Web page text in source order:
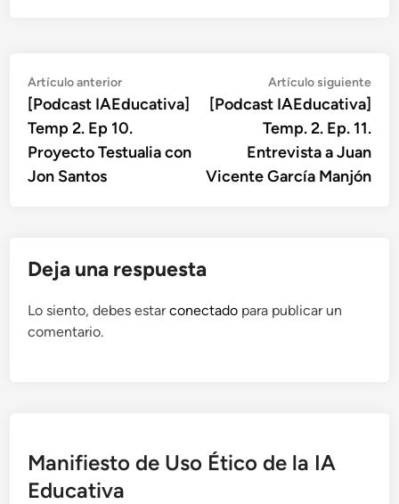
Navegación
de
entradas
Artículo anteriorArtículo
anterior:
[Podcast IAEducativa]
Temp 2. Ep 10.
Proyecto Testualia con
Jon Santos
Artículo siguiente
[Podcast IAEducativa]
Temp. 2. Ep. 11.
Entrevista a Juan
Vicente García Manjón
Deja una respuesta
Lo siento, debes estarconectado para publicar un
comentario.
Manifiesto de Uso Ético de la IA
Educativa